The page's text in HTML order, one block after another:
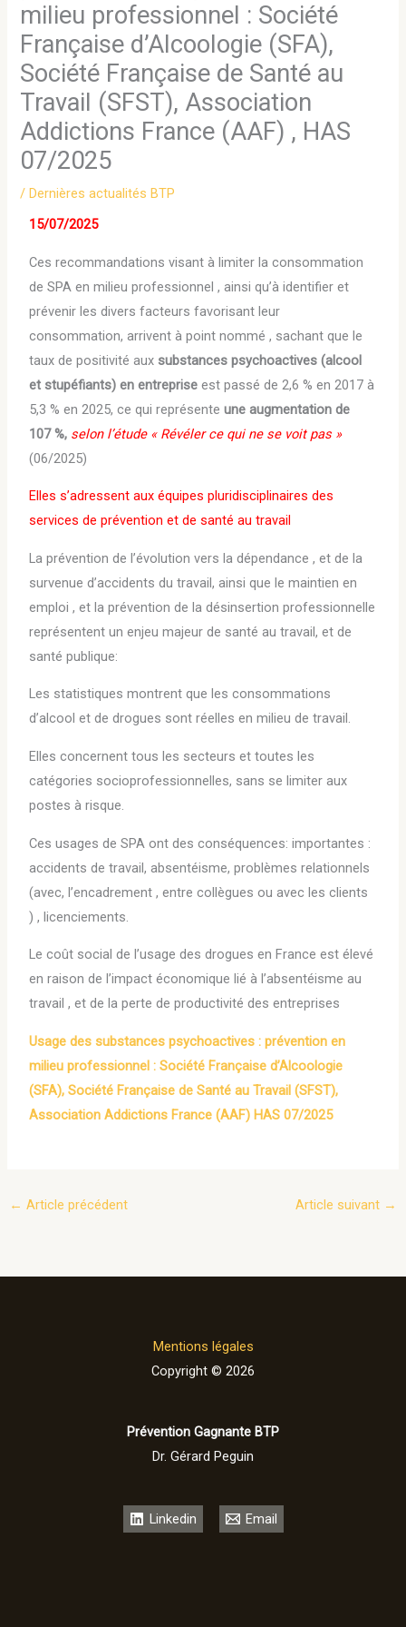
milieu professionnel : Société
Française d’Alcoologie (SFA),
Société Française de Santé au
Travail (SFST), Association
Addictions France (AAF) , HAS
07/2025
/Dernières actualités BTP
15/07/2025
Ces recommandations visant à limiter la consommation
de SPA en milieu professionnel , ainsi qu’à identifier et
prévenir les divers facteurs favorisant leur
consommation, arrivent à point nommé , sachant que le
taux de positivité aux substances psychoactives (alcool
et stupéfiants) en entreprise est passé de 2,6 % en 2017 à
5,3 % en 2025, ce qui représenteune augmentation de
107 %, selon l’étude « Révéler ce qui ne se voit pas »
(06/2025)
Elles s’adressent aux équipes pluridisciplinaires des
services de prévention et de santé au travail
La prévention de l’évolution vers la dépendance , et de la
survenue d’accidents du travail, ainsi que le maintien en
emploi , et la prévention de la désinsertion professionnelle
représentent un enjeu majeur de santé au travail, et de
santé publique:
Les statistiques montrent que les consommations
d’alcool et de drogues sont réelles en milieu de travail.
Elles concernent tous les secteurs et toutes les
catégories socioprofessionnelles, sans se limiter aux
postes à risque.
Ces usages de SPA ont des conséquences: importantes :
accidents de travail, absentéisme, problèmes relationnels
(avec, l’encadrement , entre collègues ou avec les clients
) , licenciements.
Le coût social de l’usage des drogues en France est élevé
en raison de l’impact économique lié à l’absentéisme au
travail , et de la perte de productivité des entreprises
Usage des substances psychoactives : prévention en
milieu professionnel : Société Française d’Alcoologie
(SFA), Société Française de Santé au Travail (SFST),
Association Addictions France (AAF) HAS 07/2025
← Article précédent Article suivant →
Mentions légales
Copyright © 2026
Prévention Gagnante BTP
Dr. Gérard Peguin
Linkedin Email